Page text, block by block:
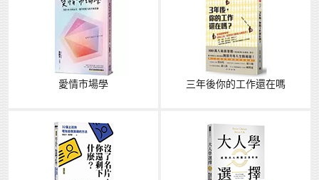
愛情市場學 三年後你的工作還在嗎